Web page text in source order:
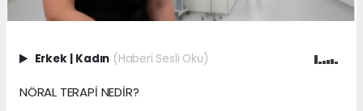
Erkek | Kadın (Haberi Sesli Oku)
NÖRAL TERAPİ NEDİR?